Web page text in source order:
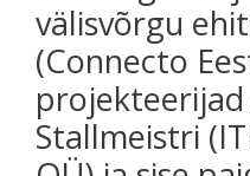
välisvõrgu
(Connecto
Stallmeistri